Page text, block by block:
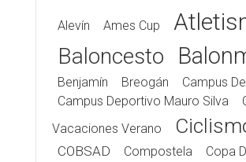
Alevín Ames Cup
Baloncesto
Benjamín Breogán
Campus
Campus Deportivo Mauro Silva
Vacaciones Verano
COBSAD Compostela
Copa